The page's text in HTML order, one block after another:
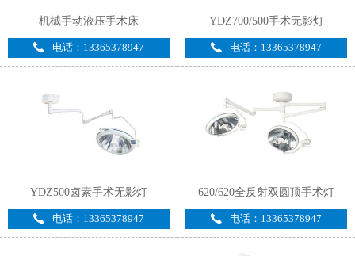
机械手动液压手术床
电话：13365378947
YDZ700/500手术无影灯
电话：13365378947
YDZ500卤素手术无影灯
电话：13365378947
620/620全反射双圆顶手术灯
电话：13365378947